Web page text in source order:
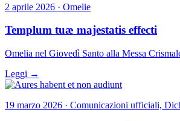
2 aprile 2026 · Omelie
Templum tuæ majestatis effecti
Omelia nel Giovedì Santo alla Messa
Leggi →
19 marzo 2026 · Comunicazioni ufficiali,